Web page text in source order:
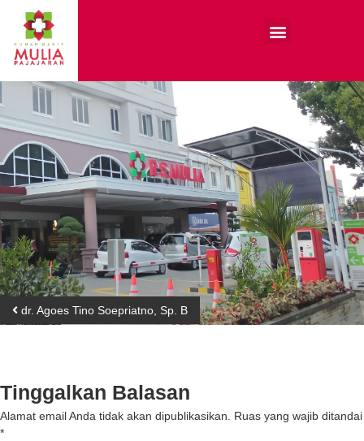
dr. Agoes Tino Soepriatno, Sp. B
Tinggalkan Balasan
Alamat email Anda tidak akan dipublikasikan. Ruas yang wajib ditandai
*